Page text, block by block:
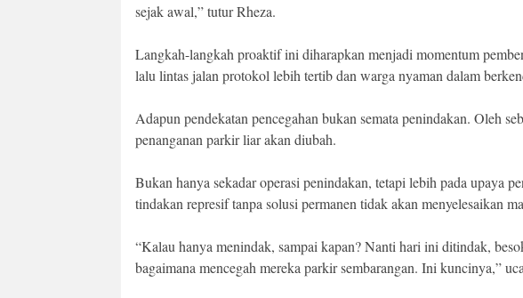
sejak awal,” tutur Rheza.
Langkah-langkah proaktif ini diharapkan menjadi momentum
lalu lintas jalan protokol lebih tertib dan warga nyaman dalam
Adapun pendekatan pencegahan bukan semata penindakan. Oleh
penanganan parkir liar akan diubah.
Bukan hanya sekadar operasi penindakan, tetapi lebih pada upaya
tindakan represif tanpa solusi permanen tidak akan menyelesaikan
“Kalau hanya menindak, sampai kapan? Nanti hari ini ditindak,
bagaimana mencegah mereka parkir sembarangan. Ini kuncinya,”